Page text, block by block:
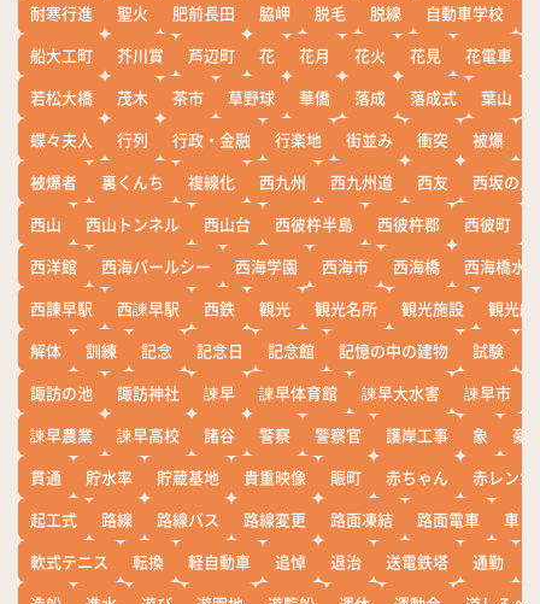
耐寒行進
聖火 肥前長田 脇岬 脱毛 脱線 自動車学校
船大工町
芥川賞 芦辺町 花 花月 花火 花見 花電車
若松大橋
茂木 茶市 草野球 華僑 落成 落成式 葉山
蝶々夫人
行列 行政・金融 行楽地 街並み 衝突 被爆
被爆者
裏くんち 複線化 西九州 西九州道 西友
西坂の丘
西山
西山トンネル 西山台 西彼杵半島 西彼杵郡 西彼町
西洋館
西海パールシー 西海学園 西海市 西海橋
西海橋水
西諌早駅
西諫早駅 西鉄 観光 観光名所 観光施設
観光船
解体
訓練 記念 記念日 記念館 記憶の中の建物 試験
諏訪の池
諏訪神社 諫早 諫早体育館 諫早大水害 諫早市
諫早農業
諫早高校 諸谷 警察 警察官 護岸工事 象
豪
貫通
貯水率 貯蔵基地 貴重映像 賑町 赤ちゃん
赤レンガ
起工式
路線 路線バス 路線変更 路面凍結 路面電車
車
軟式テニス
転換 軽自動車 追悼 退治 送電鉄塔 通勤